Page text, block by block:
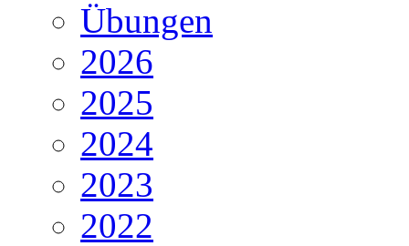
Übungen
2026
2025
2024
2023
2022